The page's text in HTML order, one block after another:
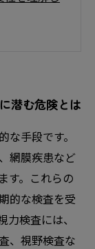
の目の健
もたらす安
検査の重要
めの新たな
潜む危険とは
手段です。
網膜疾患など
す。これらの
的な検査を受
検査には、
、視野検査な